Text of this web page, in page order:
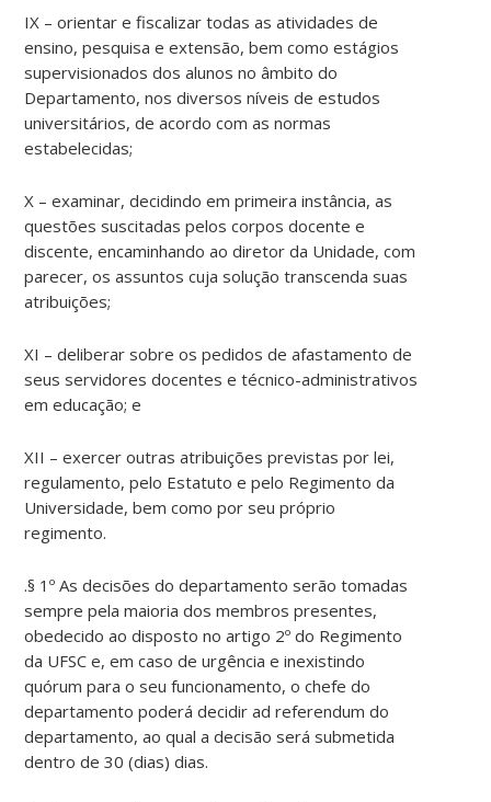
IX – orientar e fiscalizar todas as atividades de
ensino, pesquisa e extensão, bem como estágios
supervisionados dos alunos no âmbito do
Departamento, nos diversos níveis de estudos
universitários, de acordo com as normas
estabelecidas;
X – examinar, decidindo em primeira instância, as
questões suscitadas pelos corpos docente e
discente, encaminhando ao diretor da Unidade, com
parecer, os assuntos cuja solução transcenda suas
atribuições;
XI – deliberar sobre os pedidos de afastamento de
seus servidores docentes e técnico-administrativos
em educação; e
XII – exercer outras atribuições previstas por lei,
regulamento, pelo Estatuto e pelo Regimento da
Universidade, bem como por seu próprio
regimento.
.§ 1º As decisões do departamento serão tomadas
sempre pela maioria dos membros presentes,
obedecido ao disposto no artigo 2º do Regimento
da UFSC e, em caso de urgência e inexistindo
quórum para o seu funcionamento, o chefe do
departamento poderá decidir ad referendum do
departamento, ao qual a decisão será submetida
dentro de 30 (dias) dias.